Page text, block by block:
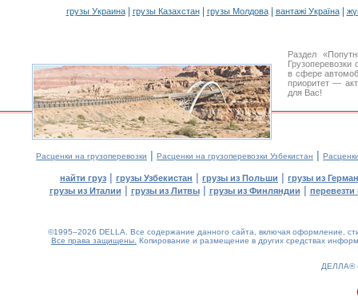
грузы Украина| грузы Казахстан| грузы Молдова| вантажі Україна|
Раздел
в сфере
приоритет —
для Вас!
Расценки на грузоперевозки | Расценки на грузоперевозки Узбекистан |
найти груз | грузы Узбекистан | грузы из Польши | грузы из
грузы из Италии | грузы из Литвы| грузы из Финляндии | перевезти
©1995–2026 DELLA. Все содержание данного сайта, включая оформление,
Все права защищены. Копирование и размещение в других средствах